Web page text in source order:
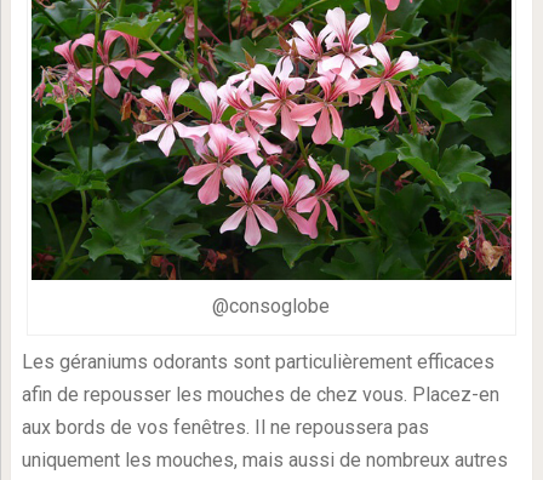
@consoglobe
Les géraniums odorants sont particulièrement efficaces
afin de repousser les mouches de chez vous. Placez-en
aux bords de vos fenêtres. Il ne repoussera pas
uniquement les mouches, mais aussi de nombreux autres